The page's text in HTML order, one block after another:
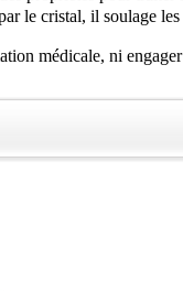
le cristal, il soulage
médicale, ni